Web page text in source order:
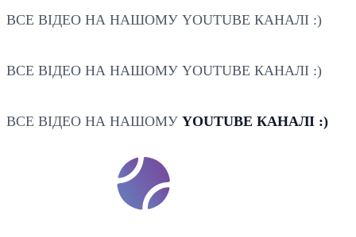
ВСЕ ВІДЕО НА НАШОМУ YOUTUBE КАНАЛІ :)
ВСЕ ВІДЕО НА НАШОМУ YOUTUBE КАНАЛІ :)
ВСЕ ВІДЕО НА НАШОМУ YOUTUBE КАНАЛІ :)